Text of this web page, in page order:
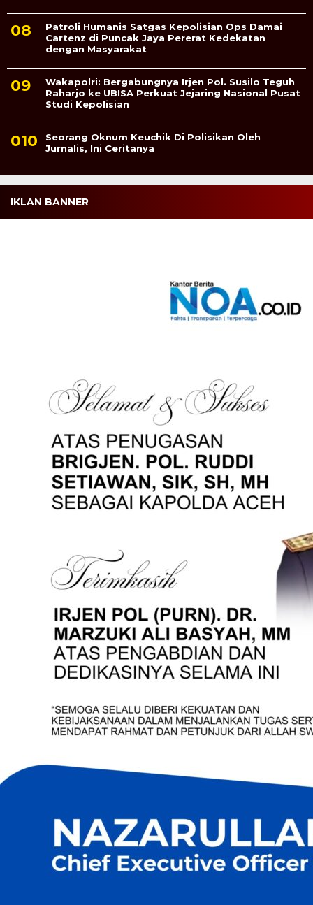
Patroli Humanis Satgas Kepolisian Ops Damai
Cartenz di Puncak Jaya Pererat Kedekatan
dengan Masyarakat
Wakapolri: Bergabungnya Irjen Pol. Susilo Teguh
Raharjo ke UBISA Perkuat Jejaring Nasional Pusat
Studi Kepolisian
Seorang Oknum Keuchik Di Polisikan Oleh
Jurnalis, Ini Ceritanya
IKLAN BANNER